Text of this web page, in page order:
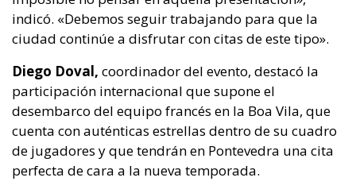
indicó. «Debemos seguir trabajando para que la
ciudad continúe a disfrutar con citas de este tipo».
Diego Doval, coordinador del evento, destacó la
participación internacional que supone el
desembarco del equipo francés en la Boa Vila, que
cuenta con auténticas estrellas dentro de su cuadro
de jugadores y que tendrán en Pontevedra una cita
perfecta de cara a la nueva temporada.